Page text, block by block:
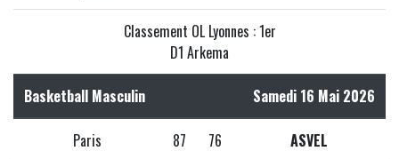
Classement OL Lyonnes : 1er
D1 Arkema
Basketball Masculin Samedi 16 Mai 2026
Paris 87 76 ASVEL